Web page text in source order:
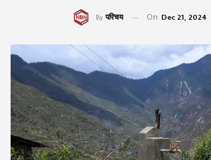
By परिचय On Dec 21, 2024